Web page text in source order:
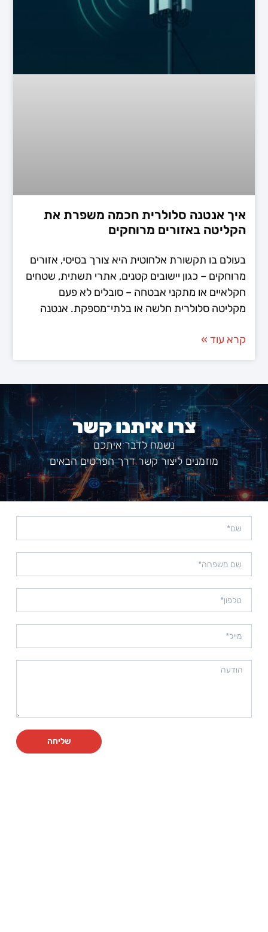
איך אנטנה סלולרית חכמה משפרת את
הקליטה באזורים מרוחקים
בעולם בו תקשורת אלחוטית היא צורך בסיסי, אזורים
מרוחקים – כגון יישובים קטנים, אתרי תשתית, שטחים
חקלאיים או מתקני אבטחה – סובלים לא פעם
מקליטה סלולרית חלשה או בלתי־מספקת. אנטנה
קרא עוד »
צרו איתנו קשר
נשמח לדבר איתכם
מוזמנים ליצור קשר דרך הפרטים הבאים
שליחה